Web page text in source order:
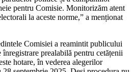
pentru Comisie. Monitorizăm atent
la aceste norme,” a menționat
Comisiei a reamintit publicului
înregistrare prealabilă pentru cetățenii
hotare, în vederea alegerilor